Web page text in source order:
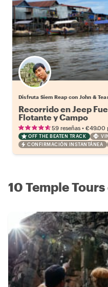
Disfruta Siem Reap con John &
Recorrido en Jeep
Flotante y Campo
59 reseñas • €49.00
OFF THE BEATEN TRACK
CONFIRMACIÓN INSTANTÁNEA
10 Temple